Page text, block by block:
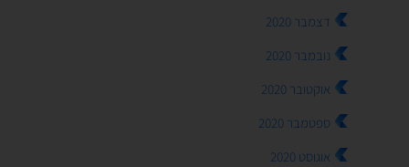
דצמבר 2020
נובמבר 2020
אוקטובר 2020
ספטמבר 2020
אוגוסט 2020